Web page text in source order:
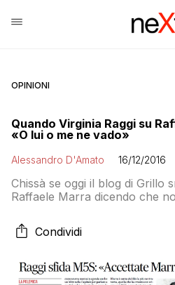
OPINIONI
Quando Virginia Raggi su
«O lui o me ne vado»
Alessandro D'Amato 16/12/2016
Chissà se oggi il blog di Grillo
Raffaele Marra dicendo che
grandissima amicizia. Nel
sapere cosa pensa di tutto ciò
mollato se non avesse avuto
Condividi